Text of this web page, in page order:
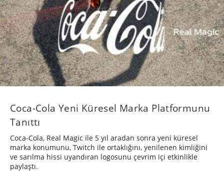
Coca-Cola Yeni Küresel Marka Platformunu
Tanıttı
Coca-Cola, Real Magic ile 5 yıl aradan sonra yeni küresel
marka konumunu, Twitch ile ortaklığını, yenilenen kimliğini
ve sarılma hissi uyandıran logosunu çevrim içi etkinlikle
paylaştı.